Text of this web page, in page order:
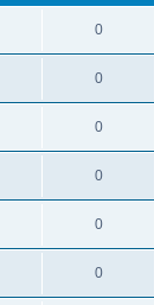
0
0
0
0
0
0